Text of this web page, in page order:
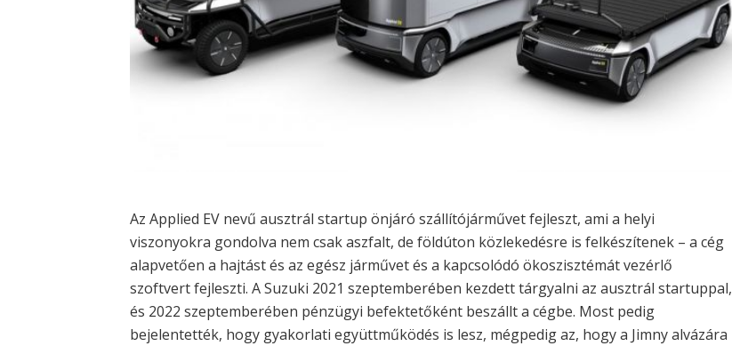
Az Applied EV nevű ausztrál startup önjáró szállítójárművet fejleszt, ami a helyi
viszonyokra gondolva nem csak aszfalt, de földúton közlekedésre is felkészítenek – a cég
alapvetően a hajtást és az egész járművet és a kapcsolódó ökoszisztémát vezérlő
szoftvert fejleszti. A Suzuki 2021 szeptemberében kezdett tárgyalni az ausztrál startuppal,
és 2022 szeptemberében pénzügyi befektetőként beszállt a cégbe. Most pedig
bejelentették, hogy gyakorlati együttműködés is lesz, mégpedig az, hogy a Jimny alvázára